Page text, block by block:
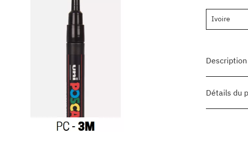
Description
Détails du